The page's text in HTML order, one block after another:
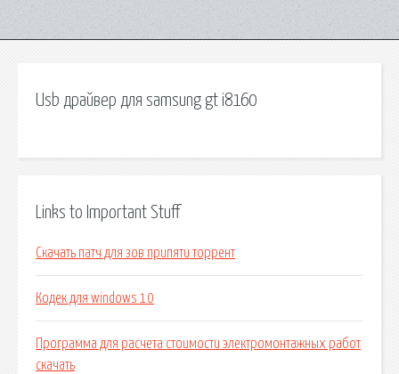
Usb драйвер для samsung gt i8160
Links to Important Stuff
Скачать патч для зов припяти торрент
Кодек для windows 10
Программа для расчета стоимости электромонтажных работ
скачать